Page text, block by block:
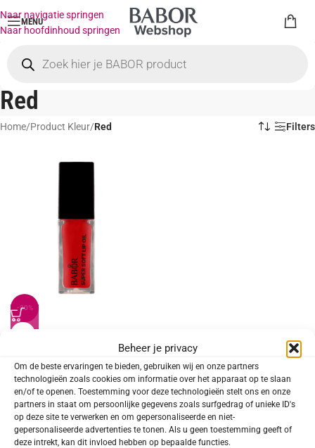
Beheer je privacy
Om de beste ervaringen te bieden, gebruiken wij en onze partners
technologieën zoals cookies om informatie over het apparaat op te slaan
en/of te openen. Toestemming voor deze technologieën stelt ons en onze
partners in staat om persoonlijke gegevens zoals surfgedrag of unieke ID's
op deze site te verwerken en om gepersonaliseerde en niet-
gepersonaliseerde advertenties te tonen. Als u geen toestemming geeft of
deze intrekt, kan dit invloed hebben op bepaalde functies.
Naar navigatie springen
Naar hoofdinhoud springen
MENU
Red
SOORT PRODUCT
Make-up
Home/Product Kleur/Red Filters
-20%
21,90 €17,52